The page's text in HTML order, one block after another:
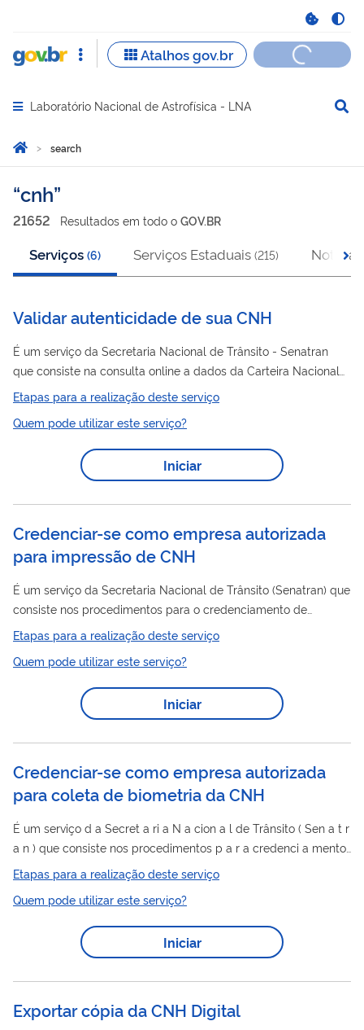
Abrir menu principal de navegação
Laboratório Nacional de Astrofísica - LNA
Você está aqui:
Homesearch
search
cnh
21652 Resultados em todo o GOV.BR
Serviços (6) Serviços Estaduais (215) Notícias
Validar autenticidade de sua CNH
É um serviço da Secretaria Nacional de Trânsito - Senatran
que consiste na consulta online a dados da Carteira Nacional
de Habilitação (CNH ) mais recente. Ao Validar
Número do FormulárioCNH; Código de Segurança; Nome do
Condutor; Categoria; Validade.
Etapas para a realização deste serviço
Quem pode utilizar este serviço?
Iniciar
Credenciar-se como empresa autorizada
para impressão de CNH
É um serviço da Secretaria Nacional de Trânsito (Senatran) que
consiste nos procedimentos para o credenciamento de
empresa interessada em produzir graficamente a Carteira
Etapas para a realização deste serviço
Quem pode utilizar este serviço?
Iniciar
Credenciar-se como empresa autorizada
para coleta de biometria da CNH
É um serviço d a Secret a ri a N a cion a l de Trânsito ( Sen a t r
a n ) que consiste nos procedimentos p a r a credenci a mento
de empres a s interess a d a s em prest a r serviços de colet a
fotogr a fi a , a ssin a t ur a e impressões digit a is) nos
processos de h a bilit a ção, mud a nç a ou a dição de c a t
Etapas para a realização deste serviço
Quem pode utilizar este serviço?
Iniciar
Exportar cópia da CNH Digital